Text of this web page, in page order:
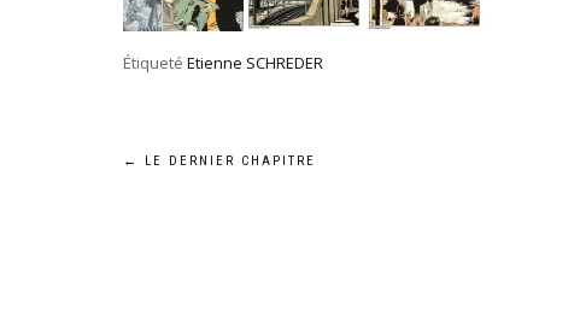
Étiqueté Etienne SCHREDER
Navigation
← LE DERNIER CHAPITRE